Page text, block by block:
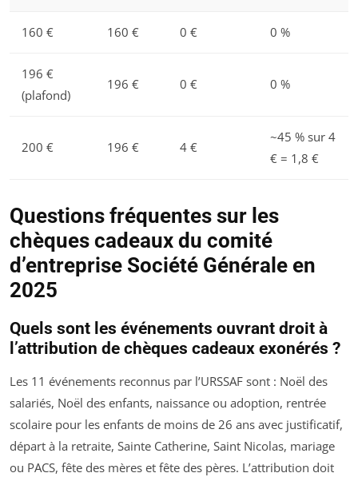
160 € 160 € 0 € 0 %
196 €
(plafond)
196 € 0 € 0 %
200 € 196 € 4 €
~45 % sur 4
€ = 1,8 €
Questions fréquentes sur les
chèques cadeaux du comité
d’entreprise Société Générale en
2025
Quels sont les événements ouvrant droit à
l’attribution de chèques cadeaux exonérés ?
Les 11 événements reconnus par l’URSSAF sont : Noël des
salariés, Noël des enfants, naissance ou adoption, rentrée
scolaire pour les enfants de moins de 26 ans avec justificatif,
départ à la retraite, Sainte Catherine, Saint Nicolas, mariage
ou PACS, fête des mères et fête des pères. L’attribution doit